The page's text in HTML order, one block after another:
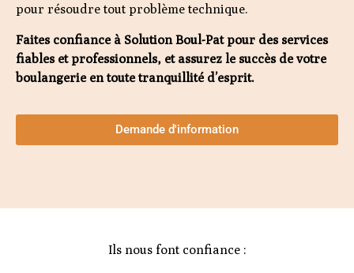
pour résoudre tout problème technique.
Faites confiance à Solution Boul-Pat pour des services
fiables et professionnels, et assurez le succès de votre
boulangerie en toute tranquillité d’esprit.
Demande d'information
Ils nous font confiance :